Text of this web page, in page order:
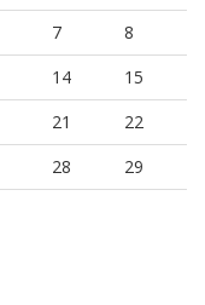
7
8
14
15
21
22
28
29